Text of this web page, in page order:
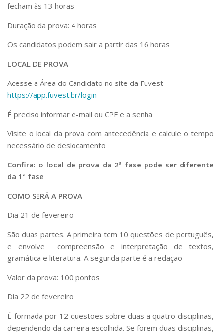
fecham às 13 horas
Duração da prova: 4 horas
Os candidatos podem sair a partir das 16 horas
LOCAL DE PROVA
Acesse a Área do Candidato no site da Fuvest
https://app.fuvest.br/login
É preciso informar e-mail ou CPF e a senha
Visite o local da prova com antecedência e calcule o tempo
necessário de deslocamento
Confira: o local de prova da 2ª fase pode ser diferente
da 1ª fase
COMO SERÁ A PROVA
Dia 21 de fevereiro
São duas partes. A primeira tem 10 questões de português,
e envolve compreensão e interpretação de textos,
gramática e literatura. A segunda parte é a redação
Valor da prova: 100 pontos
Dia 22 de fevereiro
É formada por 12 questões sobre duas a quatro disciplinas,
dependendo da carreira escolhida. Se forem duas disciplinas,